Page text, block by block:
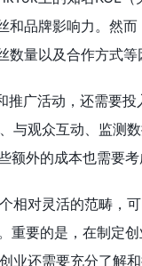
和品牌影响力。然
量以及合作方式等
推广活动，还需要
与观众互动、监测
外的成本也需要考
相对灵活的范畴，
重要的是，在制定
业还需要充分了解